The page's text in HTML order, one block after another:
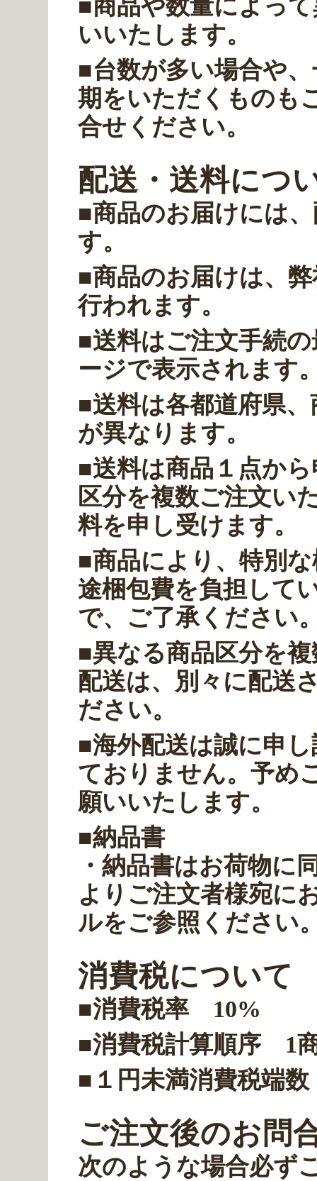
■商品や数量によっ
いいたします。
■台数が多い場合や
期をいただくものも
合せください。
配送・送料につ
■商品のお届けには
す。
■商品のお届けは、
行われます。
■送料はご注文手続
ージで表示されます
■送料は各都道府県
が異なります。
■送料は商品１点か
区分を複数ご注文い
料を申し受けます。
■商品により、特別
途梱包費を負担して
で、ご了承ください
■異なる商品区分を
配送は、別々に配送
ださい。
■海外配送は誠に申
ておりません。予め
願いいたします。
■納品書
・納品書はお荷物に
よりご注文者様宛に
ルをご参照ください
消費税について
■消費税率 10%
■消費税計算順序 1
■１円未満消費税端
ご注文後のお問
次のような場合必ず